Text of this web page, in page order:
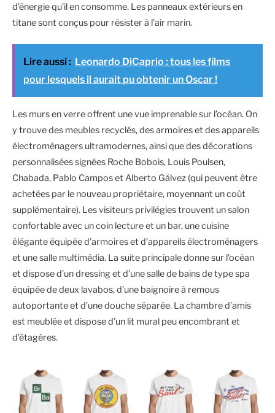
d’énergie qu’il en consomme. Les panneaux extérieurs en
titane sont conçus pour résister à l’air marin.
Lire aussi : Leonardo DiCaprio : tous les films
pour lesquels il aurait pu obtenir un Oscar !
Les murs en verre offrent une vue imprenable sur l’océan. On
y trouve des meubles recyclés, des armoires et des appareils
électroménagers ultramodernes, ainsi que des décorations
personnalisées signées Roche Bobois, Louis Poulsen,
Chabada, Pablo Campos et Alberto Gálvez (qui peuvent être
achetées par le nouveau propriétaire, moyennant un coût
supplémentaire). Les visiteurs privilégies trouvent un salon
confortable avec un coin lecture et un bar, une cuisine
élégante équipée d’armoires et d’appareils électroménagers
et une salle multimédia. La suite principale donne sur l’océan
et dispose d’un dressing et d’une salle de bains de type spa
équipée de deux lavabos, d’une baignoire à remous
autoportante et d’une douche séparée. La chambre d’amis
est meublée et dispose d’un lit mural peu encombrant et
d’étagères.